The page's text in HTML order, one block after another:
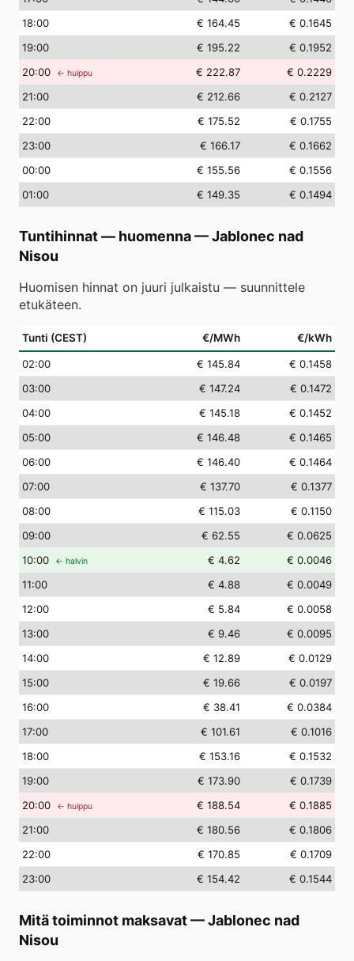
18:00 € 164.45
€ 0.1645
19:00 € 195.22
€ 0.1952
20:00 ← huippu € 222.87
€ 0.2229
21:00 € 212.66
€ 0.2127
22:00 € 175.52
€ 0.1755
23:00 € 166.17
€ 0.1662
00:00 € 155.56
€ 0.1556
01:00 € 149.35 € 0.1494
Tuntihinnat — huomenna—Jablonec nad
Nisou
Huomisen hinnat on juuri julkaistu — suunnittele
etukäteen.
Tunti (CEST) €/MWh €/kWh
02:00 € 145.84
€ 0.1458
03:00 € 147.24
€ 0.1472
04:00 € 145.18
€ 0.1452
05:00 € 146.48
€ 0.1465
06:00 € 146.40
€ 0.1464
07:00 € 137.70
€ 0.1377
08:00 € 115.03
€ 0.1150
09:00 € 62.55
€ 0.0625
10:00 ← halvin € 4.62
€ 0.0046
11:00 € 4.88
€ 0.0049
12:00 € 5.84
€ 0.0058
13:00 € 9.46
€ 0.0095
14:00 € 12.89
€ 0.0129
15:00 € 19.66
€ 0.0197
16:00 € 38.41
€ 0.0384
17:00 € 101.61
€ 0.1016
18:00 € 153.16
€ 0.1532
19:00 € 173.90
€ 0.1739
20:00 ← huippu € 188.54
€ 0.1885
21:00 € 180.56
€ 0.1806
22:00 € 170.85
€ 0.1709
23:00 € 154.42 € 0.1544
Mitä toiminnot maksavat—Jablonec nad
Nisou